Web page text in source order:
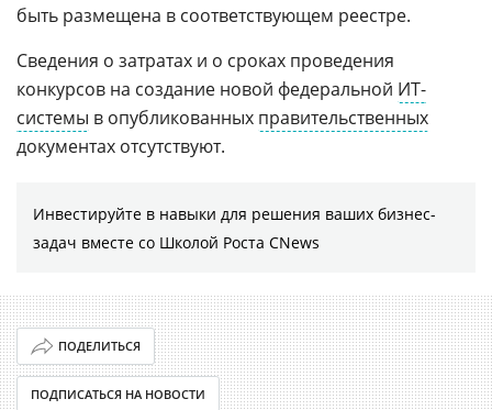
быть размещена в соответствующем реестре.
Сведения о затратах и о сроках проведения
конкурсов на создание новой федеральной ИТ-
системы в опубликованных правительственных
документах отсутствуют.
Инвестируйте в навыки для решения ваших бизнес-
задач вместе со Школой Роста CNews
ПОДЕЛИТЬСЯ
ПОДПИСАТЬСЯ НА НОВОСТИ